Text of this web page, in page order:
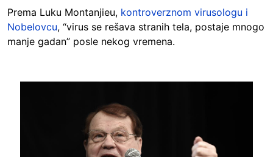
Prema Luku Montanjieu, kontroverznom virusologu i
Nobelovcu, “virus se rešava stranih tela, postaje mnogo
manje gadan” posle nekog vremena.